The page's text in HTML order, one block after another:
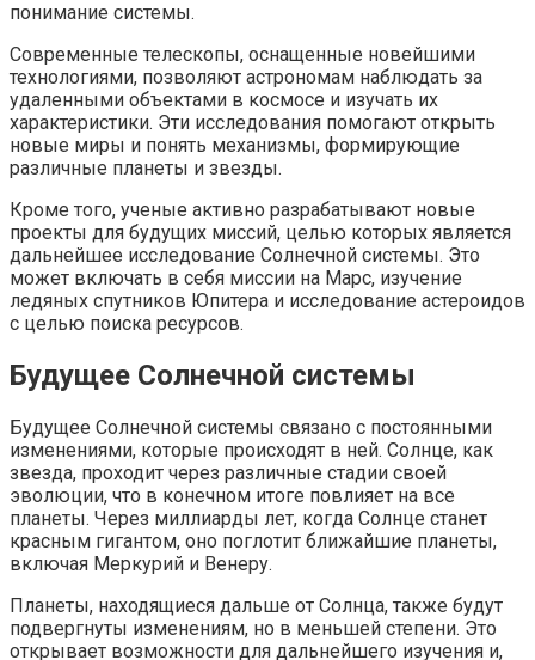
понимание системы.
Современные телескопы, оснащенные новейшими
технологиями, позволяют астрономам наблюдать за
удаленными объектами в космосе и изучать их
характеристики. Эти исследования помогают открыть
новые миры и понять механизмы, формирующие
различные планеты и звезды.
Кроме того, ученые активно разрабатывают новые
проекты для будущих миссий, целью которых является
дальнейшее исследование Солнечной системы. Это
может включать в себя миссии на Марс, изучение
ледяных спутников Юпитера и исследование астероидов
с целью поиска ресурсов.
Будущее Солнечной системы
Будущее Солнечной системы связано с постоянными
изменениями, которые происходят в ней. Солнце, как
звезда, проходит через различные стадии своей
эволюции, что в конечном итоге повлияет на все
планеты. Через миллиарды лет, когда Солнце станет
красным гигантом, оно поглотит ближайшие планеты,
включая Меркурий и Венеру.
Планеты, находящиеся дальше от Солнца, также будут
подвергнуты изменениям, но в меньшей степени. Это
открывает возможности для дальнейшего изучения и,